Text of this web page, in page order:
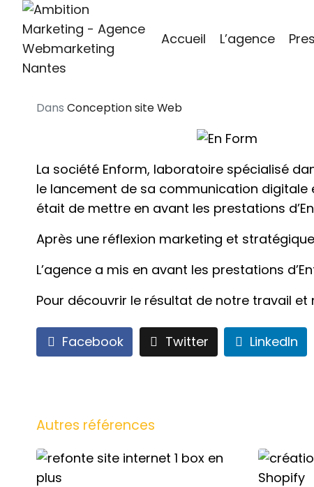
Accueil L’agence
Dans Conception site Web
La société Enform, laboratoire spécialisé
le lancement de sa communication digitale
était de mettre en avant les prestations
Après une réflexion marketing et
L’agence a mis en avant les prestations
Pour découvrir le résultat de notre travail et
Facebook Twitter LinkedIn
Autres références